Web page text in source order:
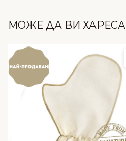
МОЖЕ ДА ВИ ХАРЕСА